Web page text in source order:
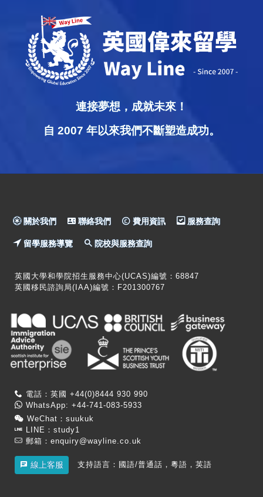
連接夢想，成就未來！
自 2007 年以來我們不斷塑造成功。
關於我們 聯絡我們 費用資訊 服務查詢
留學服務導覽 院校與服務查詢
英國大學和學院招生服務中心(UCAS)編號：68847
英國移民諮詢局(IAA)編號：F201300767
電話：英國 +44(0)8444 930 990
WhatsApp: +44-741-083-5933
WeChat：suukuk
LINE：study1
郵箱： enquiry@wayline.co.uk
線上客服 支持語言：國語/普通話，粵語，英語